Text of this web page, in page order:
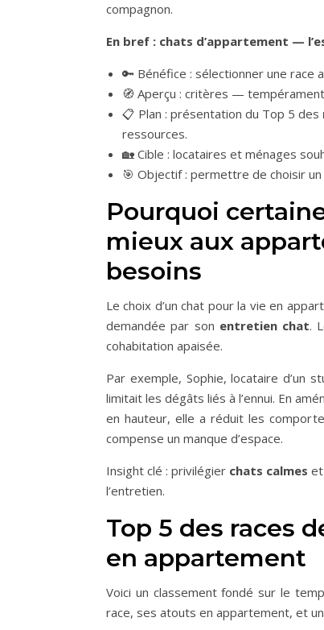
compagnon.
En bref : chats d’appartement —
🔑 Bénéfice : sélectionner une
🧭 Aperçu : critères —
📋 Plan : présentation du Top 5 des
ressources.
🏡 Cible : locataires et ménages
🎯 Objectif : permettre de choisir
Pourquoi
mieux aux
besoins
Le choix d’un chat pour la vie en
demandée par son entretien chat.
cohabitation apaisée.
Par exemple, Sophie, locataire d’un
limitait les dégâts liés à l’ennui. En
en hauteur, elle a réduit les
compense un manque d’espace.
Insight clé : privilégier chats calmes et
l’entretien.
Top 5 des races
en appartement
Voici un classement fondé sur le
race, ses atouts en appartement, et